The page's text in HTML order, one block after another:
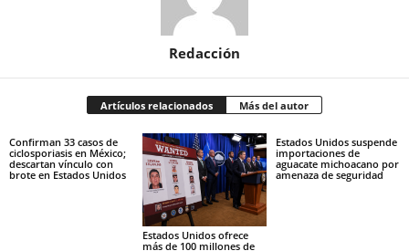
Redacción
Artículos relacionados Más del autor
Confirman 33 casos de
ciclosporiasis en México;
descartan vínculo con
brote en Estados Unidos
Estados Unidos ofrece
más de 100 millones de
Estados Unidos suspende
importaciones de
aguacate michoacano por
amenaza de seguridad